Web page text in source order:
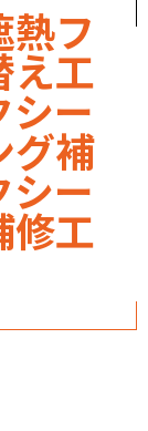
フ
え工
ー
グ補
シー
修工